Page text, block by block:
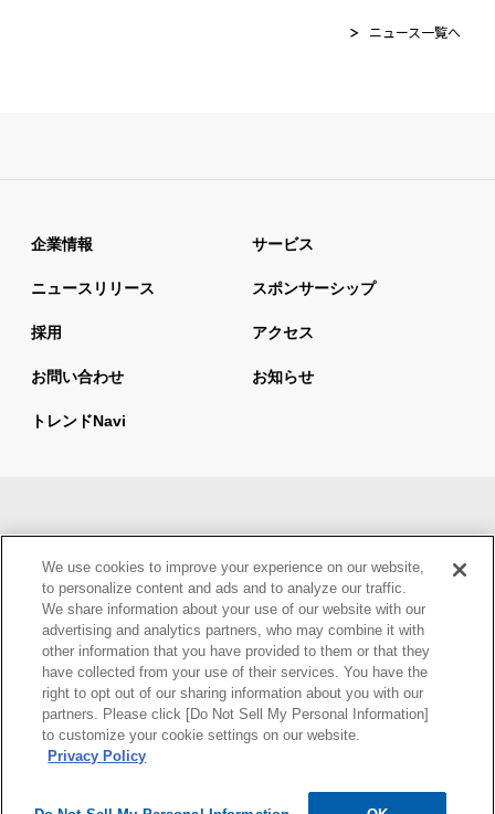
ニュース一覧へ
企業情報 サービス
ニュースリリース スポンサーシップ
採用 アクセス
お問い合わせ お知らせ
トレンドnavi
情報セキュリティ基本方針 個人情報保護方針
ウェブアクセシビリティ方針
We use cookies to improve your experience on our website,
to personalize content and ads and to analyze our traffic.
We share information about your use of our website with our
advertising and analytics partners, who may combine it with
other information that you have provided to them or that they
have collected from your use of their services. You have the
right to opt out of our sharing information about you with our
partners. Please click [Do Not Sell My Personal Information]
to customize your cookie settings on our website.
Privacy Policy